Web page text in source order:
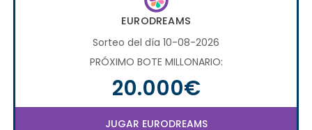
EURODREAMS
Sorteo del día 10-08-2026
PRÓXIMO BOTE MILLONARIO:
20.000€
JUGAR EURODREAMS